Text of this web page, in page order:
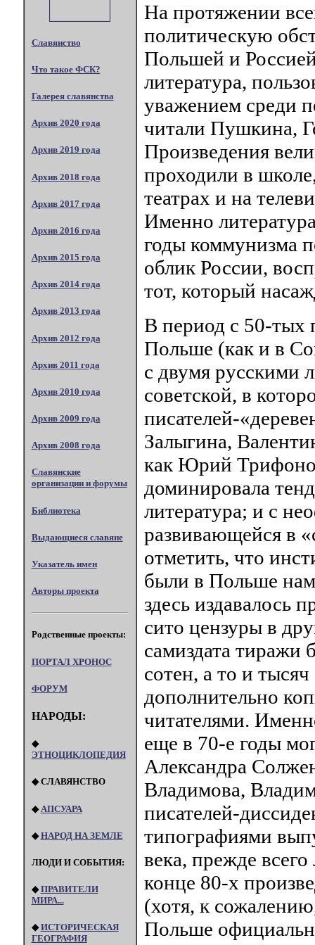
Славянство
Что такое ФСК?
Галерея славянства
Архив 2020 года
Архив 2019 года
Архив 2018 года
Архив 2017 года
Архив 2016 года
Архив 2015 года
Архив 2014 года
Архив 2013 года
Архив 2012 года
Архив 2011 года
Архив 2010 года
Архив 2009 года
Архив 2008 года
Славянские
организации и форумы
Библиотека
Выдающиеся славяне
Указатель имен
Авторы проекта
Родственные проекты:
ПОРТАЛ XPOHOC
ФОРУМ
НАРОДЫ:
◆
ЭТНОЦИКЛОПЕДИЯ
◆ СЛАВЯНСТВО
◆ АПСУАРА
◆НАРОД НА ЗЕМЛЕ
ЛЮДИ И СОБЫТИЯ:
◆ПРАВИТЕЛИ
МИРА...
◆ИСТОРИЧЕСКАЯ
ГЕОГРАФИЯ
На протяжении
политическую
Польшей и
литература,
уважением среди
читали Пушкина,
Произведения
проходили в
театрах и на
Именно
годы коммунизма
облик России,
тот, который
В период с 50-тых
Польше (как и в
с двумя русскими
советской, в
писателей-
Залыгина,
как Юрий
доминировала
литература; и с
развивающейся в
отметить, что
были в Польше
здесь издавалось
сито цензуры в
самиздата тиражи
сотен, а то и
дополнительно
читателями.
еще в 70-е годы
Александра
Владимова,
писателей-
типографиями
века, прежде
конце 80-х
(хотя, к
Польше